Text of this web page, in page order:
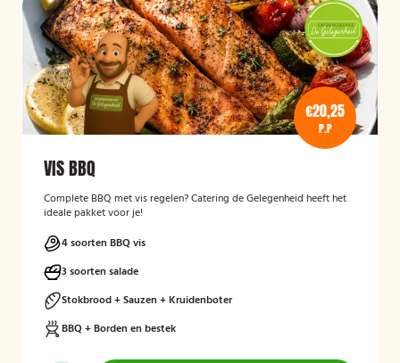
€20,25
P.P
VIS BBQ
Complete BBQ met vis regelen? Catering de Gelegenheid heeft het
ideale pakket voor je!
4 soorten BBQ vis
3 soorten salade
Stokbrood + Sauzen + Kruidenboter
BBQ + Borden en bestek